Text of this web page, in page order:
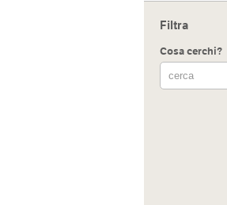
Filtra
Cosa cerchi?